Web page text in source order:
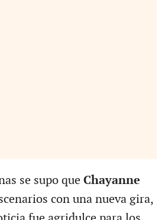
se supo que Chayanne
con una nueva gira,